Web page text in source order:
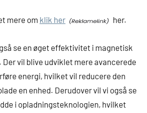
mere om klik her her.
se en øget effektivitet i magnetisk
vil blive udviklet mere avancerede
energi, hvilket vil reducere den
en enhed. Derudover vil vi også se
i opladningsteknologien, hvilket